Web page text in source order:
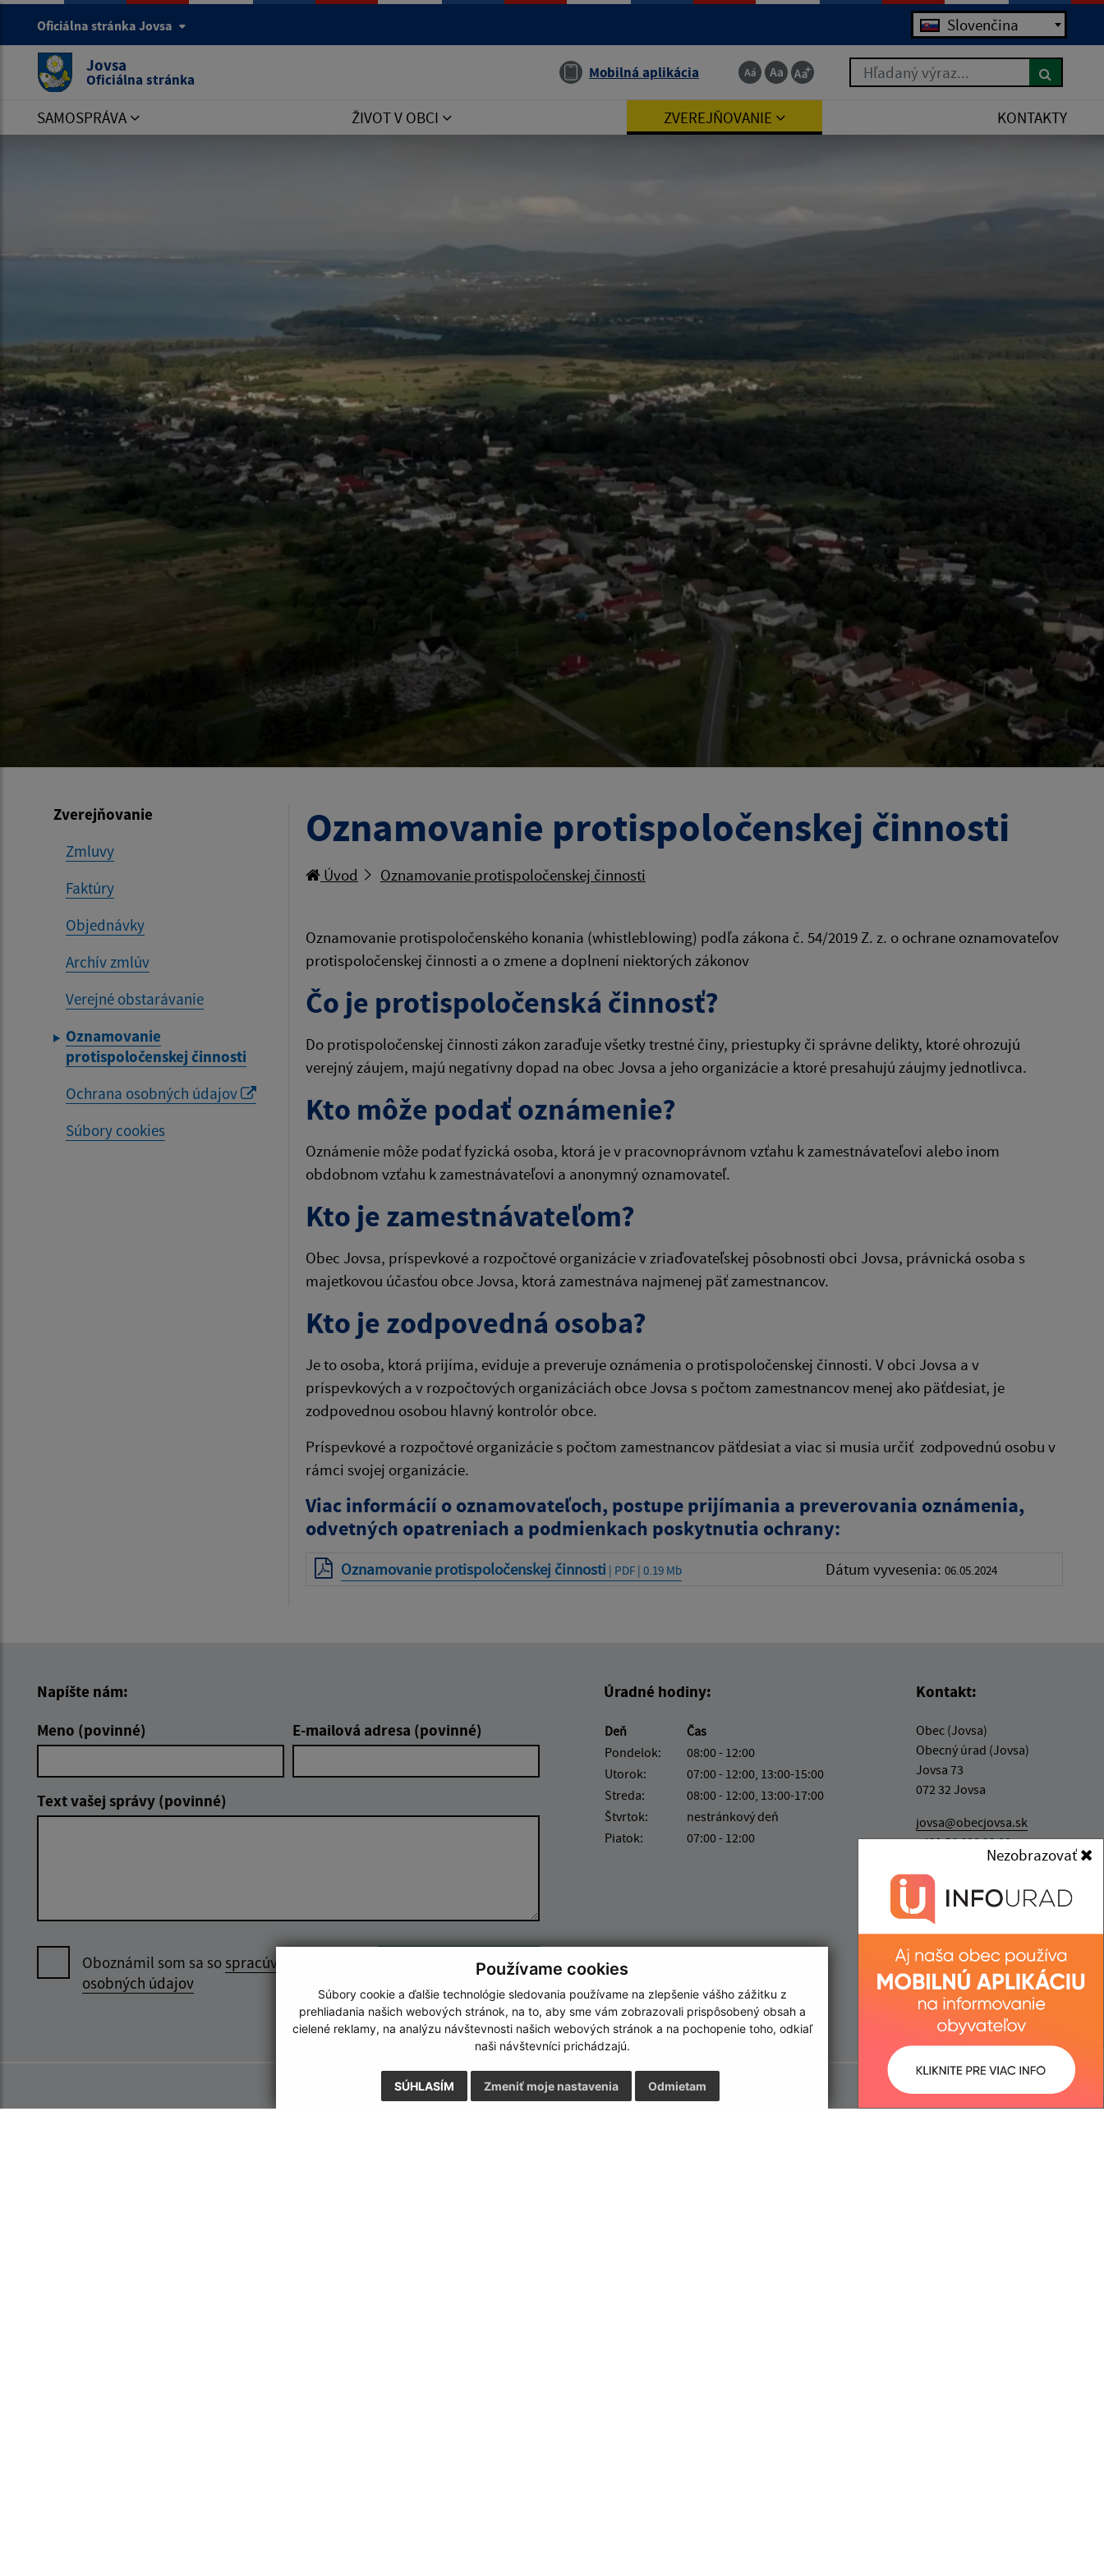
Používame cookies
Súbory cookie a ďalšie technológie sledovania používame na zlepšenie vášho zážitku z
prehliadania našich webových stránok, na to, aby sme vám zobrazovali prispôsobený obsah a
cielené reklamy, na analýzu návštevnosti našich webových stránok a na pochopenie toho, odkiaľ
naši návštevníci prichádzajú.
SÚHLASÍM Odmietam
Zmeniť moje nastavenia
Oficiálna stránka Jovsa Slovenčina
Jovsa
Oficiálna stránka Mobilná aplikácia Hľadaný výraz...
SAMOSPRÁVA ŽIVOT V OBCI ZVEREJŇOVANIE KONTAKTY
Zverejňovanie
Zmluvy
Faktúry
Objednávky
Archív zmlúv
Verejné obstarávanie
Oznamovanie
protispoločenskej činnosti
Ochrana osobných údajov
Súbory cookies
Oznamovanie protispoločenskej činnosti
Úvod Oznamovanie protispoločenskej činnosti
Oznamovanie protispoločenského konania (whistleblowing) podľa zákona č. 54/2019 Z. z. o ochrane oznamovateľov
protispoločenskej činnosti a o zmene a doplnení niektorých zákonov
Čo je protispoločenská činnosť?
Do protispoločenskej činnosti zákon zaraďuje všetky trestné činy, priestupky či správne delikty, ktoré ohrozujú
verejný záujem, majú negatívny dopad na obec Jovsa a jeho organizácie a ktoré presahujú záujmy jednotlivca.
Kto môže podať oznámenie?
Oznámenie môže podať fyzická osoba, ktorá je v pracovnoprávnom vzťahu k zamestnávateľovi alebo inom
obdobnom vzťahu k zamestnávateľovi a anonymný oznamovateľ.
Kto je zamestnávateľom?
Obec Jovsa, príspevkové a rozpočtové organizácie v zriaďovateľskej pôsobnosti obci Jovsa, právnická osoba s
majetkovou účasťou obce Jovsa, ktorá zamestnáva najmenej päť zamestnancov.
Kto je zodpovedná osoba?
Je to osoba, ktorá prijíma, eviduje a preveruje oznámenia o protispoločenskej činnosti. V obci Jovsa a v
príspevkových a v rozpočtových organizáciách obce Jovsa s počtom zamestnancov menej ako päťdesiat, je
zodpovednou osobou hlavný kontrolór obce.
Príspevkové a rozpočtové organizácie s počtom zamestnancov päťdesiat a viac si musia určiť zodpovednú osobu v
rámci svojej organizácie.
Viac informácií o oznamovateľoch, postupe prijímania a preverovania oznámenia,
odvetných opatreniach a podmienkach poskytnutia ochrany:
Oznamovanie protispoločenskej činnosti | PDF | 0.19 Mb Dátum vyvesenia: 06.05.2024
Napíšte nám:
Meno (povinné)
E-mailová adresa (povinné)
Text vašej správy (povinné)
Oboznámil som sa sospracúvaním
osobných údajov
Odoslať správu
Úradné hodiny:
Deň
Čas
Pondelok:
08:00 - 12:00
Utorok:
07:00 - 12:00, 13:00-15:00
Streda:
08:00 - 12:00, 13:00-17:00
Štvrtok:
nestránkový deň
Piatok:
07:00 - 12:00
Kontakt:
Obec (Jovsa)
Obecný úrad (Jovsa)
Jovsa 73
072 32 Jovsa
jovsa@obecjovsa.sk
+421 56 698 33 80
IČO: 00325279
Nezobrazovať